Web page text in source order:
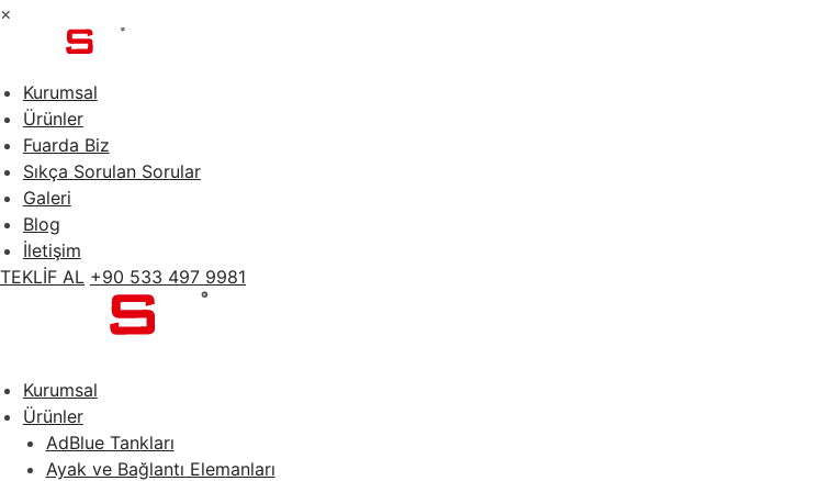
×
Kurumsal
Ürünler
Fuarda Biz
Sıkça Sorulan Sorular
Galeri
Blog
İletişim
TEKLİF AL +90 533 497 9981
Kurumsal
Ürünler
AdBlue Tankları
Ayak ve Bağlantı Elemanları